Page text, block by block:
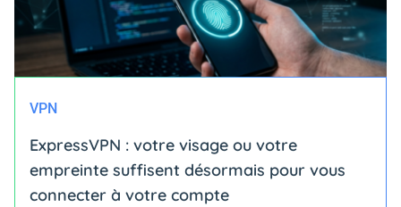
VPN
ExpressVPN : votre visage ou votre
empreinte suffisent désormais pour vous
connecter à votre compte